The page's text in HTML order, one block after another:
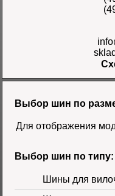
58500 руб.
Выбор шин по
Для отображения
Выбор шин по типу:
Шины для